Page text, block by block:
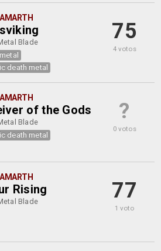
Blade
death metal
75
4 votos
of the Gods
Blade
death metal
?
0 votos
Rising
Blade 77
1 voto